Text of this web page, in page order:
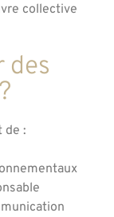
collective
des
de :